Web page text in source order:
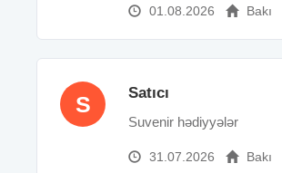
01.08.2026 Bakı
S Satıcı
Suvenir hədiyyələr
31.07.2026 Bakı